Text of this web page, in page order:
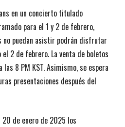
en un concierto titulado
para el 1 y 2 de febrero,
no puedan asistir podrán disfrutar
2 de febrero. La venta de boletos
las 8 PM KST. Asimismo, se espera
presentaciones después del
de enero de 2025 los